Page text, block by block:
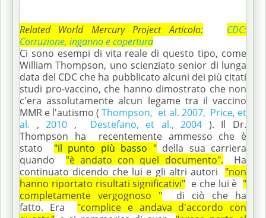
Related World Mercury Project Articolo:
CDC:
Corruzione, inganno e copertura
Ci sono esempi di vita reale di questo tipo, come
William Thompson, uno scienziato senior di lunga
data del CDC che ha pubblicato alcuni dei più citati
studi pro-vaccino, che hanno dimostrato che non
c'era assolutamente alcun legame tra il vaccino
MMR e l'autismo (Thompson, et al. 2007, Price, et
al. ,2010 , Destefano, et al., 2004 ). Il Dr.
Thompson ha
recentemente ammesso che è
stato "il punto più basso "della sua carriera
quando "è andato con quel documento".
Ha
continuato dicendo che lui e gli altri autori "non
hanno riportato risultati significativi" e che lui è "
completamente vergognoso "
di ciò che ha
fatto. Era "complice e andava d'accordo con